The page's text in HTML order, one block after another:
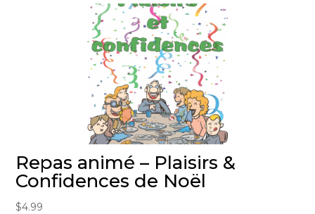
Repas animé – Plaisirs &
Confidences de Noël
$4.99